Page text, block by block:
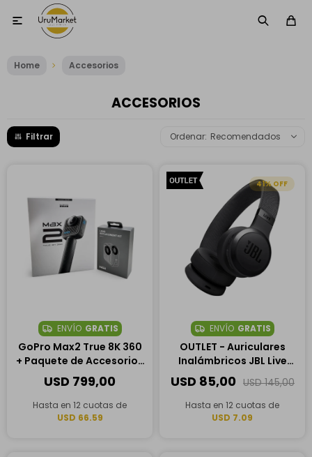

Home Accesorios
ACCESORIOS
Recomendados
ENVÍO GRATIS
GoPro Max2 True 8K 360
+ Paquete de Accesorios
+ Kit de Reemplazo de
Lentes
USD 799,00
Hasta en 12 cuotas de
USD 66.59
41
ENVÍO GRATIS
OUTLET - Auriculares
Inalámbricos JBL Live
675NC
USD 85,00 USD 145,00
Hasta en 12 cuotas de
USD 7.09